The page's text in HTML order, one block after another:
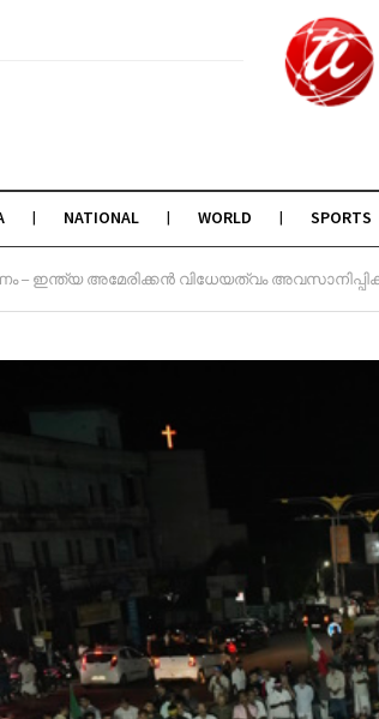
NATIONAL WORLD SPORTS
ഇന്ത്യ അമേരിക്കൻ വിധേയത്വം